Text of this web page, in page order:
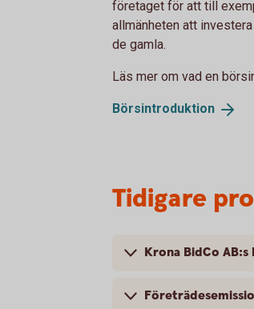
företaget för att till
allmänheten att
de gamla.
Läs mer om vad en
Börsintroduktion
Tidigare
Krona BidCo